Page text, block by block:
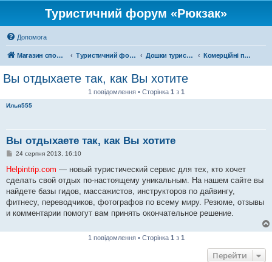
Туристичний форум «Рюкзак»
Допомога
Магазин спорядження Туристичний форум «Рюкзак» Дошки туристичних оголошень Комерційні подорожі
Вы отдыхаете так, как Вы хотите
1 повідомлення • Сторінка 1 з 1
Илья555
Вы отдыхаете так, как Вы хотите
П
в
д
о
л
е
я
24 серпня 2013, 16:10
Helpintrip.com — новый туристический сервис для тех, кто хочет
сделать свой отдых по-настоящему уникальным. На нашем сайте вы
найдете базы гидов, массажистов, инструкторов по дайвингу,
фитнесу, переводчиков, фотографов по всему миру. Резюме, отзывы
и комментарии помогут вам принять окончательное решение.
1 повідомлення • Сторінка 1 з 1
Перейти